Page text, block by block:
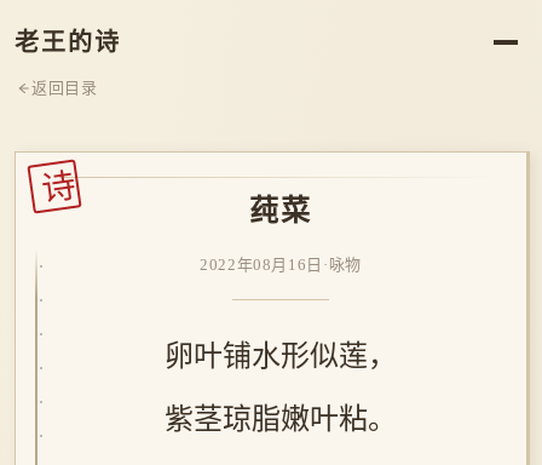
老王的诗
返回目录
诗
莼菜
2022年08月16日 · 咏物
卵叶铺水形似莲，
紫茎琼脂嫩叶粘。